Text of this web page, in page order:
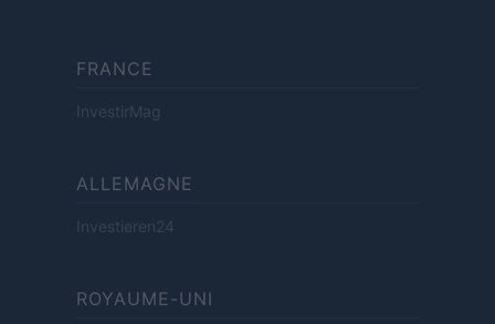
FRANCE
InvestirMag
ALLEMAGNE
Investieren24
ROYAUME-UNI